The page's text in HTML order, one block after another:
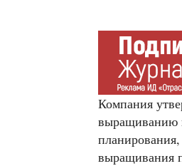
Компания
выращиванию
выращивания